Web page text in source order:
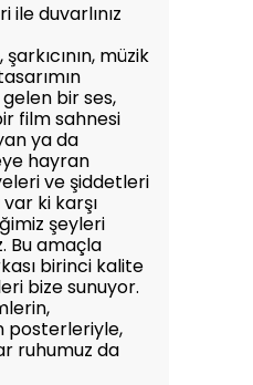
ile duvarlınız
müzik
gelen bir ses,
film sahnesi
ya da
hayran
ve şiddetleri
ki karşı
şeyleri
Bu amaçla
birinci kalite
bize sunuyor.
posterleriyle,
ruhumuz da